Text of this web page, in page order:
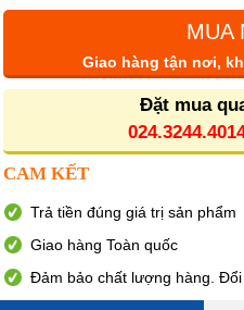
MUA
Giao hàng tận nơi,
Đặt mua
CAM KẾT
Trả tiền đúng giá trị sản phẩm
Giao hàng Toàn quốc
Đảm bảo chất lượng hàng. Đổi